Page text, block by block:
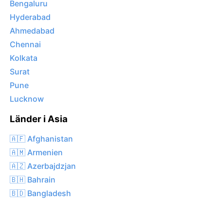
Bengaluru
Hyderabad
Ahmedabad
Chennai
Kolkata
Surat
Pune
Lucknow
Länder i Asia
🇦🇫 Afghanistan
🇦🇲 Armenien
🇦🇿 Azerbajdzjan
🇧🇭 Bahrain
🇧🇩 Bangladesh